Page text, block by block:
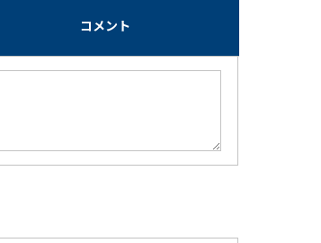
コメント